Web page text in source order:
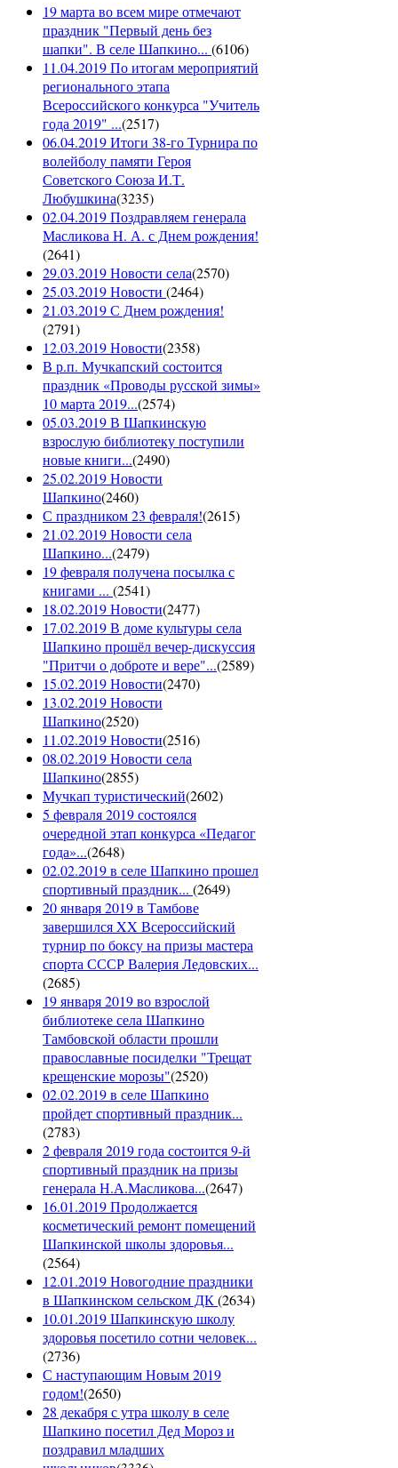
19 марта во всем мире отмечают
праздник "Первый день без
шапки". В селе Шапкино... (6106)
11.04.2019 По итогам мероприятий
регионального этапа
Всероссийского конкурса "Учитель
года 2019" ...(2517)
06.04.2019 Итоги 38-го Турнира по
волейболу памяти Героя
Советского Союза И.Т.
Любушкина(3235)
02.04.2019 Поздравляем генерала
Масликова Н. А. с Днем рождения!
(2641)
29.03.2019 Новости села(2570)
25.03.2019 Новости (2464)
21.03.2019 С Днем рождения!
(2791)
12.03.2019 Новости(2358)
В р.п. Мучкапский состоится
праздник «Проводы русской зимы»
10 марта 2019...(2574)
05.03.2019 В Шапкинскую
взрослую библиотеку поступили
новые книги...(2490)
25.02.2019 Новости
Шапкино(2460)
С праздником 23 февраля!(2615)
21.02.2019 Новости села
Шапкино...(2479)
19 февраля получена посылка с
книгами ... (2541)
18.02.2019 Новости(2477)
17.02.2019 В доме культуры села
Шапкино прошёл вечер-дискуссия
"Притчи о доброте и вере"...(2589)
15.02.2019 Новости(2470)
13.02.2019 Новости
Шапкино(2520)
11.02.2019 Новости(2516)
08.02.2019 Новости села
Шапкино(2855)
Мучкап туристический(2602)
5 февраля 2019 состоялся
очередной этап конкурса «Педагог
года»...(2648)
02.02.2019 в селе Шапкино прошел
спортивный праздник... (2649)
20 января 2019 в Тамбове
завершился XX Всероссийский
турнир по боксу на призы мастера
спорта СССР Валерия Ледовских...
(2685)
19 января 2019 во взрослой
библиотеке села Шапкино
Тамбовской области прошли
православные посиделки "Трещат
крещенские морозы"(2520)
02.02.2019 в селе Шапкино
пройдет спортивный праздник...
(2783)
2 февраля 2019 года состоится 9-й
спортивный праздник на призы
генерала Н.А.Масликова...(2647)
16.01.2019 Продолжается
косметический ремонт помещений
Шапкинской школы здоровья...
(2564)
12.01.2019 Новогодние праздники
в Шапкинском сельском ДК(2634)
10.01.2019 Шапкинскую школу
здоровья посетило сотни человек...
(2736)
С наступающим Новым 2019
годом!(2650)
28 декабря с утра школу в селе
Шапкино посетил Дед Мороз и
поздравил младших